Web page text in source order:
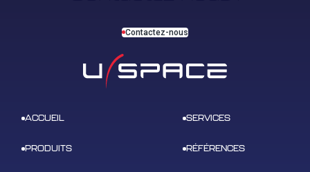
Contactez-nous
ACCUEIL SERVICES
PRODUITS RÉFÉRENCES